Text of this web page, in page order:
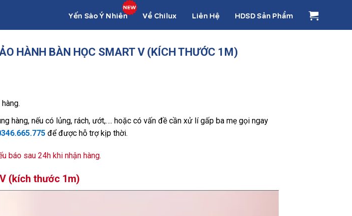
Yến Sào Ý Nhiên Về Chilux Liên Hệ HDSD Sản Phẩm
HÀNH BÀN HỌC SMART V (KÍCH THƯỚC 1M)
hàng, nếu có lủng, rách, ướt,…. hoặc có vấn đề cần xử lí gấp ba mẹ gọi ngay
để được hỗ trợ kịp thời.
báo sau 24h khi nhận hàng.
(kích thước 1m)